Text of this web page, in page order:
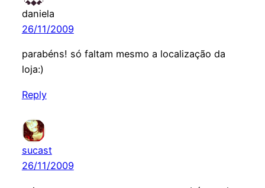
daniela
26/11/2009
parabéns! só faltam mesmo a localização da
loja:)
Reply
sucast
26/11/2009